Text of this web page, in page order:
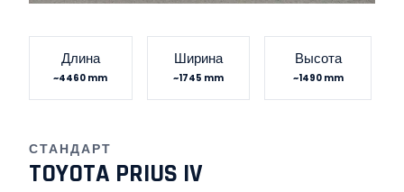
Длина
~4460 mm
Ширина
~1745 mm
Высота
~1490 mm
СТАНДАРТ
TOYOTA PRIUS IV